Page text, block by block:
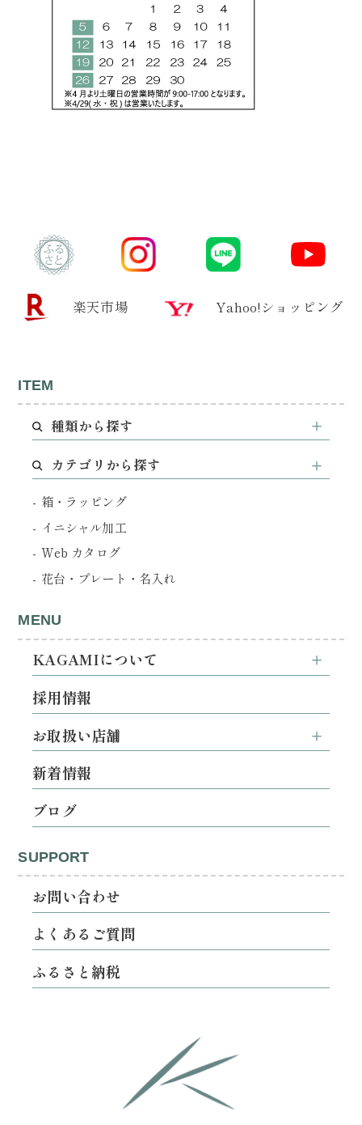
楽天市場 Yahoo!ショッピング
ITEM
種類から探す
カテゴリから探す
箱・ラッピング
イニシャル加工
Web カタログ
花台・プレート・名入れ
MENU
KAGAMIについて
採用情報
お取扱い店舗
新着情報
ブログ
SUPPORT
お問い合わせ
よくあるご質問
ふるさと納税